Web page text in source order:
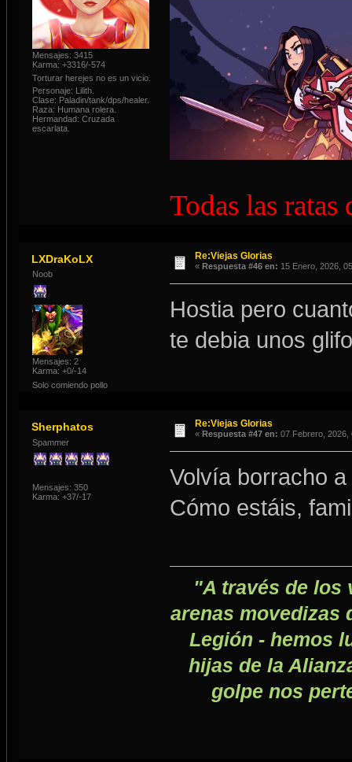
Mensajes: 3415
Karma: +3316/-574
Torturar herejes no es un vicio.
Personaje: Lilith.
Clase: Paladin/tank/dps/healer.
Raza: Humana rolera.
Hermandad: Cruzada
escarlata.
Todas las ratas
LXDraKoLX
Noob
Mensajes: 2
Karma: +0/-14
Solo comiendo pollo
Re:Viejas Glorias
« Respuesta #46 en: 15 Enero, 2026,
Hostia pero
te debia unos
Sherphatos
Spammer
Mensajes: 350
Karma: +37/-17
Re:Viejas Glorias
« Respuesta #47 en: 07 Febrero, 2026,
Volvía borracho
Cómo estáis,
"A través de los
arenas movedizas
Legión - hemos
hijas de la
golpe nos